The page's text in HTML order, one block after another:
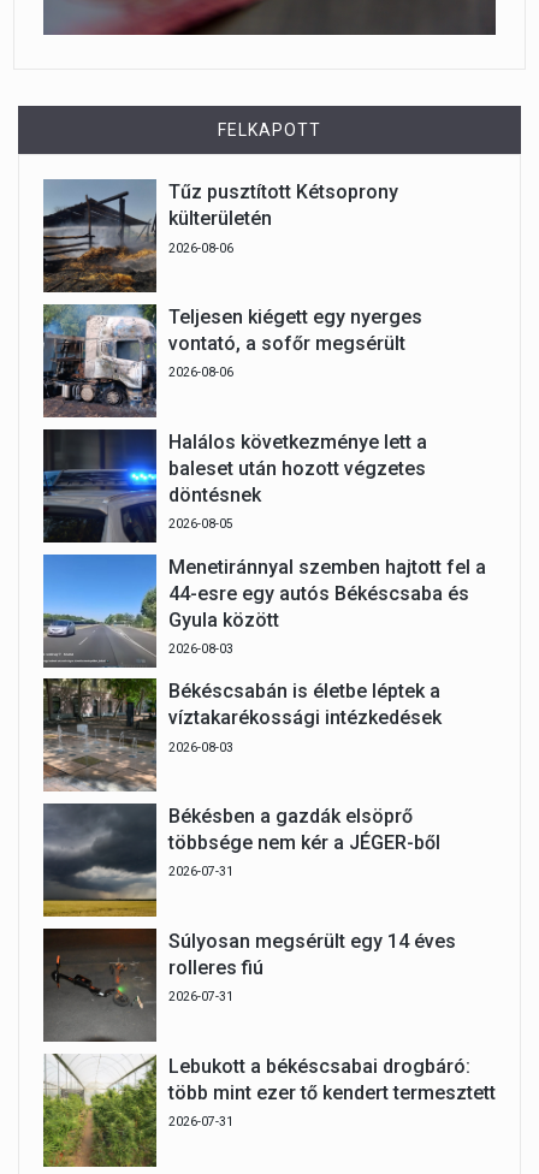
FELKAPOTT
Tűz pusztított Kétsoprony
külterületén
2026-08-06
Teljesen kiégett egy nyerges
vontató, a sofőr megsérült
2026-08-06
Halálos következménye lett a
baleset után hozott végzetes
döntésnek
2026-08-05
Menetiránnyal szemben hajtott fel a
44-esre egy autós Békéscsaba és
Gyula között
2026-08-03
Békéscsabán is életbe léptek a
víztakarékossági intézkedések
2026-08-03
Békésben a gazdák elsöprő
többsége nem kér a JÉGER-ből
2026-07-31
Súlyosan megsérült egy 14 éves
rolleres fiú
2026-07-31
Lebukott a békéscsabai drogbáró:
több mint ezer tő kendert termesztett
2026-07-31